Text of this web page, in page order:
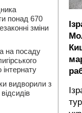
понад 670
зміни
на посаду
інтернату
видворили з